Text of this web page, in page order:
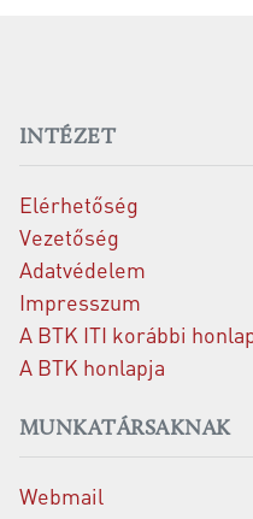
INTÉZET
Elérhetőség
Vezetőség
Adatvédelem
Impresszum
A BTK ITI korábbi
A BTK honlapja
MUNKATÁRSAKNAK
Webmail